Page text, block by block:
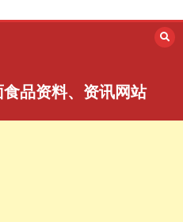
品资料、资讯网站